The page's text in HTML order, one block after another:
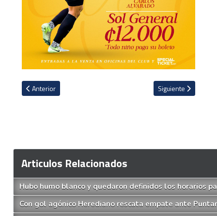
Artículo anterior: Futbolista mexicano confirma su salida de San
Anterior Artículo siguiente:
Siguiente
Articulos Relacionados
Hubo humo blanco y quedaron definidos los horarios
Con gol agónico Herediano rescata empate ante